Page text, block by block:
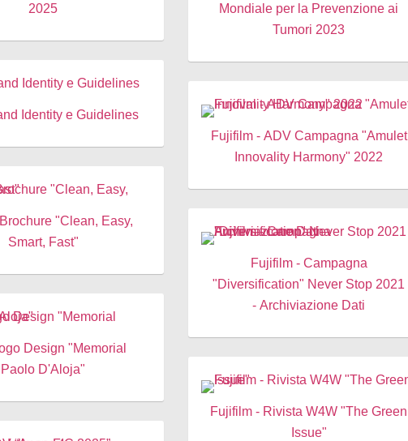
2025
Identity e Guidelines
"Clean, Easy,
Smart, Fast"
Design "Memorial
Paolo D'Aloja"
Mondiale per la Prevenzione ai
Tumori 2023
Fujifilm - ADV Campagna "Amulet
Innovality Harmony" 2022
Fujifilm - Campagna
"Diversification" Never Stop 2021
- Archiviazione Dati
Fujifilm - Rivista W4W "The Green
Issue"